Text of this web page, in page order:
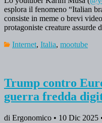
esplora il fenomeno “Italian
consiste in meme o brevi
protagoniste creature assurde
Internet, Italia, mootube
Trump contro
guerra fredda
di Ergonomico • 10 Dic 2025